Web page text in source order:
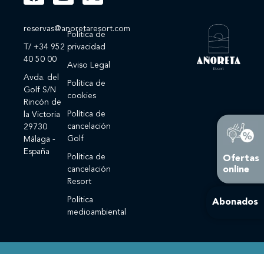
reservas@anoretaresort.com
T/ +34 952
40 50 00
Avda. del
Golf S/N
Rincón de
la Victoria
29730
Málaga -
España
Política de
privacidad
Aviso Legal
Política de
cookies
Política de
cancelación
Golf
Política de
cancelación
Resort
Política
medioambiental
Ofertas
online
Abonados